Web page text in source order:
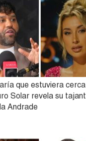
que estuviera
Solar revela su
Andrade